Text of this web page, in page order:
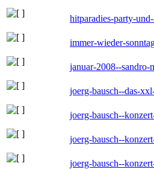
hitparadies-party-
immer-wieder-
januar-2008--sandro-
joerg-bausch--das-
joerg-bausch--
joerg-bausch--
joerg-bausch--